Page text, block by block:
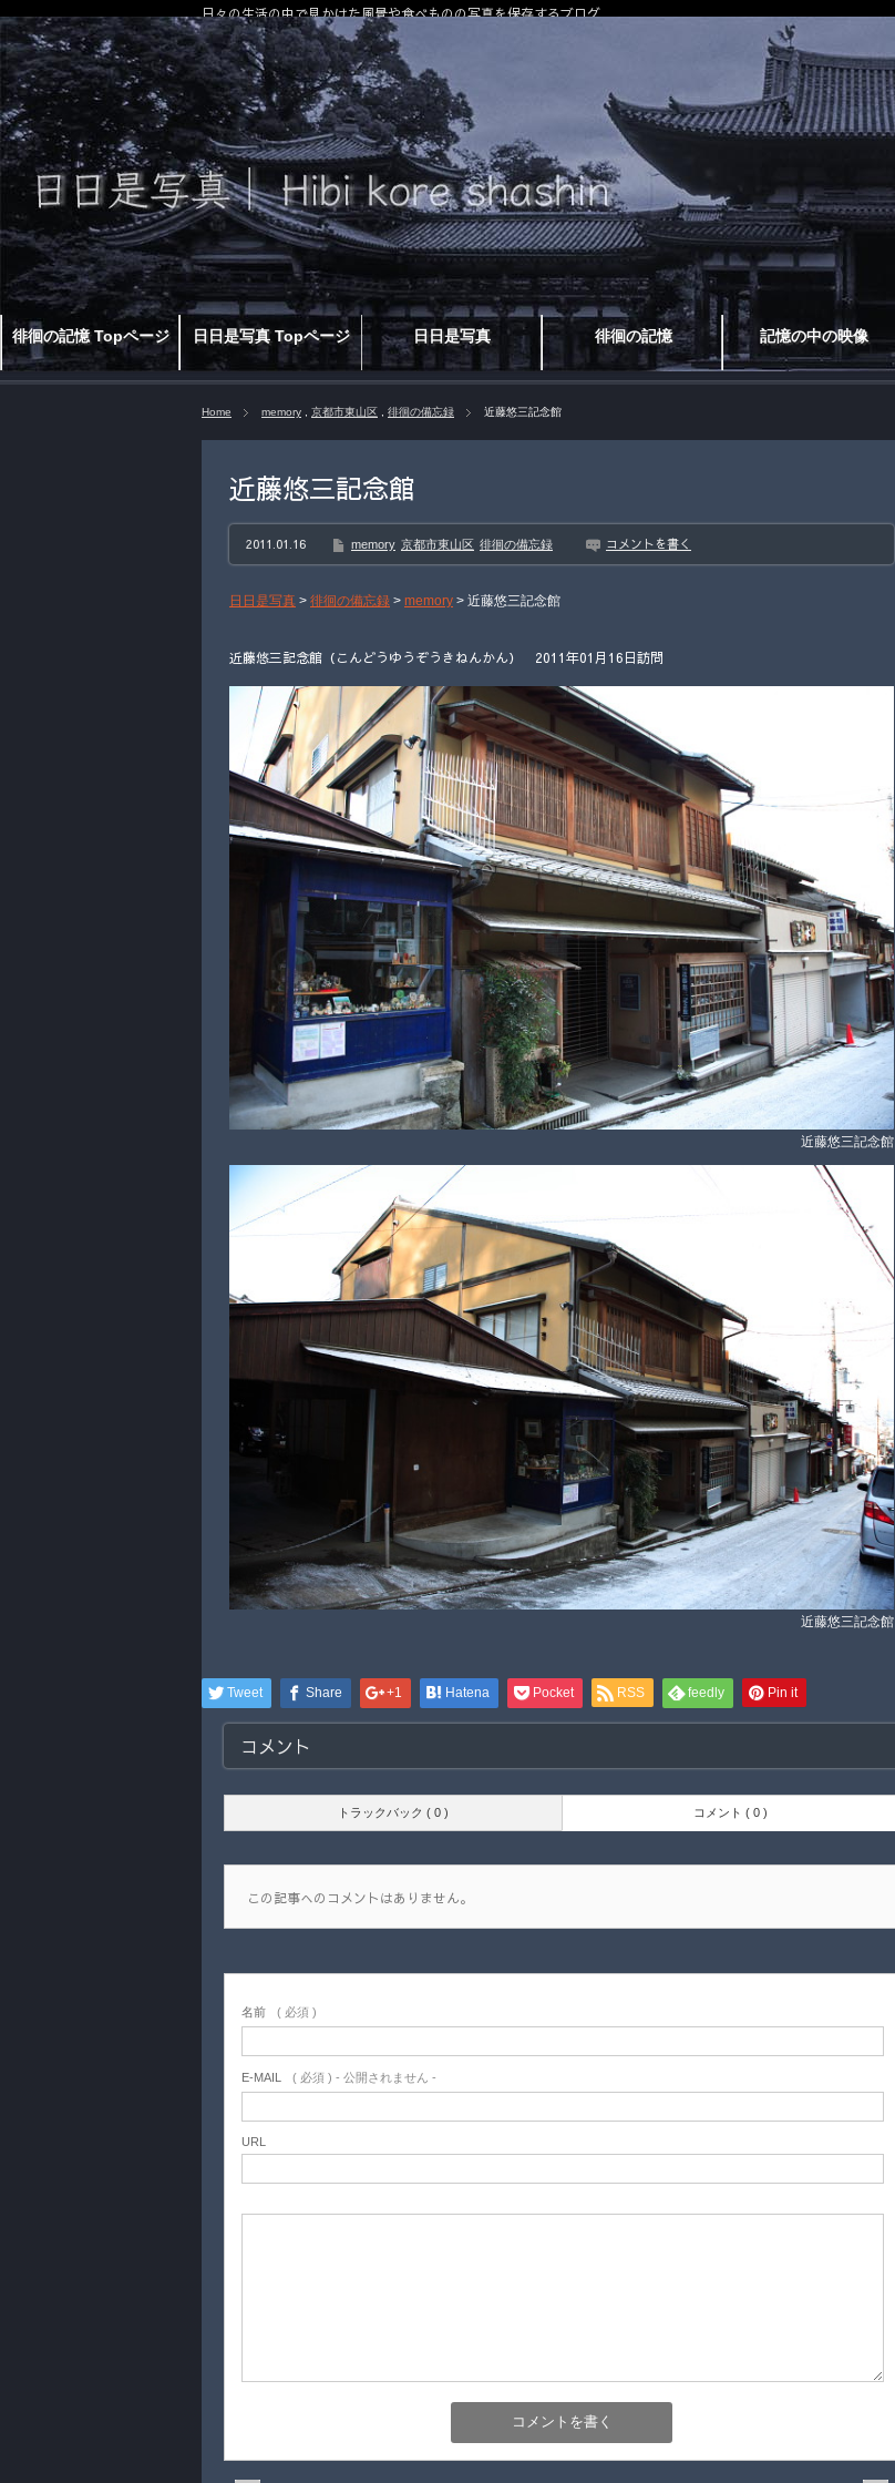
徘徊の記憶 Topページ 日日是写真 Topページ 日日是写真 徘徊の記憶 記憶の中の映像
日々の生活の中で見かけた風景や食べものの写真を保存するブログ
Home memory 京都市東山区 徘徊の備忘録 近藤悠三記念館
近藤悠三記念館
2011.01.16 memory 京都市東山区 徘徊の備忘録 コメントを書く
日日是写真 > 徘徊の備忘録 > memory > 近藤悠三記念館
近藤悠三記念館（こんどうゆうぞうきねんかん） 2011年01月16日訪問
近藤悠三記念館
近藤悠三記念館
Tweet Share +1 Hatena Pocket RSS feedly Pin it
コメント
トラックバック ( 0 ) コメント ( 0 )
この記事へのコメントはありません。
名前 ( 必須 )
E-MAIL ( 必須 ) - 公開されません -
URL